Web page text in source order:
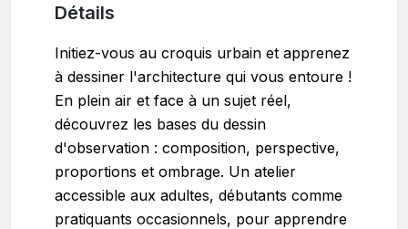
Détails
Initiez-vous au croquis urbain et apprenez
à dessiner l'architecture qui vous entoure !
En plein air et face à un sujet réel,
découvrez les bases du dessin
d'observation : composition, perspective,
proportions et ombrage. Un atelier
accessible aux adultes, débutants comme
pratiquants occasionnels, pour apprendre